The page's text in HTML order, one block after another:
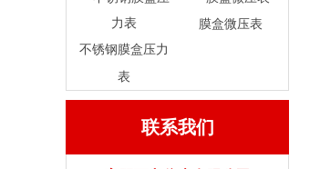
不锈钢膜盒压力
表
膜盒微压表
联系我们